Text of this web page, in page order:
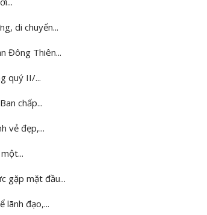
di chuyển...
Đông Thiên...
quý II/...
chấp...
vẻ đẹp,...
gặp mặt đầu...
lãnh đạo,...